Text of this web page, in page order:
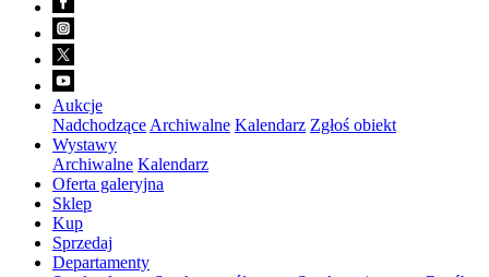
Aukcje
Nadchodzące Archiwalne Kalendarz Zgłoś obiekt
Wystawy
Archiwalne Kalendarz
Oferta galeryjna
Sklep
Kup
Sprzedaj
Departamenty